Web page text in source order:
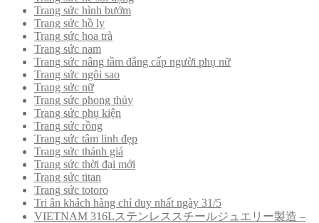
Trang sức hình bướm
Trang sức hồ ly
Trang sức hoa trà
Trang sức nam
Trang sức nâng tầm đẳng cấp người phụ nữ
Trang sức ngôi sao
Trang sức nữ
Trang sức phong thủy
Trang sức phụ kiện
Trang sức rồng
Trang sức tâm linh đẹp
Trang sức thánh giá
Trang sức thời đại mới
Trang sức titan
Trang sức totoro
Tri ân khách hàng chỉ duy nhất ngày 31/5
VIETNAM 316Lステンレススチールジュエリー製造 –